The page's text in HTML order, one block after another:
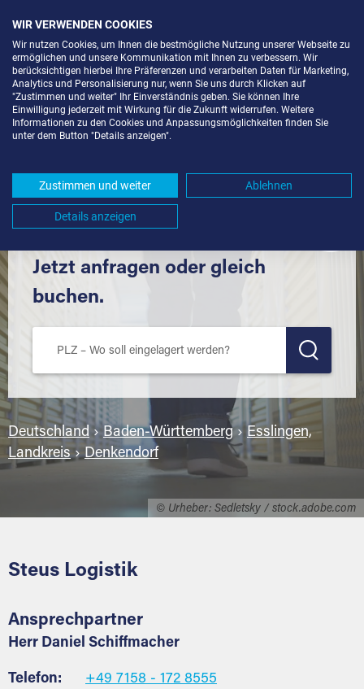
© Urheber: Sedletsky / stock.adobe.com
LAGERBOX IN DENKENDORF (73770)
Komfortabel einlagern mit Extraraum
Jetzt anfragen oder gleich
buchen.
Deutschland ›Baden-Württemberg › Esslingen,
Landkreis›Denkendorf
Steus Logistik
Ansprechpartner
Herr Daniel Schiffmacher
Telefon:
+49 7158 - 172 8555
WIR VERWENDEN COOKIES
Wir nutzen Cookies, um Ihnen die bestmögliche Nutzung unserer Webseite zu
ermöglichen und unsere Kommunikation mit Ihnen zu verbessern. Wir
berücksichtigen hierbei Ihre Präferenzen und verarbeiten Daten für Marketing,
Analytics und Personalisierung nur, wenn Sie uns durch Klicken auf
"Zustimmen und weiter" Ihr Einverständnis geben. Sie können Ihre
Einwilligung jederzeit mit Wirkung für die Zukunft widerrufen. Weitere
Informationen zu den Cookies und Anpassungsmöglichkeiten finden Sie
unter dem Button "Details anzeigen".
Zustimmen und weiter Ablehnen
Details anzeigen